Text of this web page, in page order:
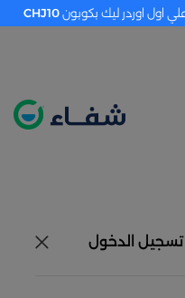
تسجيل الدخول
CHJ10